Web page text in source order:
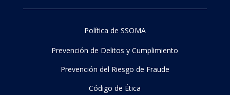
Política de SSOMA
Prevención de Delitos y Cumplimiento
Prevención del Riesgo de Fraude
Código de Ética